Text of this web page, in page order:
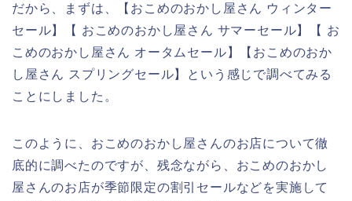
だから、まずは、【おこめのおかし屋さん ウィンター
セール】【 おこめのおかし屋さん サマーセール】【 お
こめのおかし屋さん オータムセール】【おこめのおか
し屋さん スプリングセール】という感じで調べてみる
ことにしました。
このように、おこめのおかし屋さんのお店について徹
底的に調べたのですが、残念ながら、おこめのおかし
屋さんのお店が季節限定の割引セールなどを実施して